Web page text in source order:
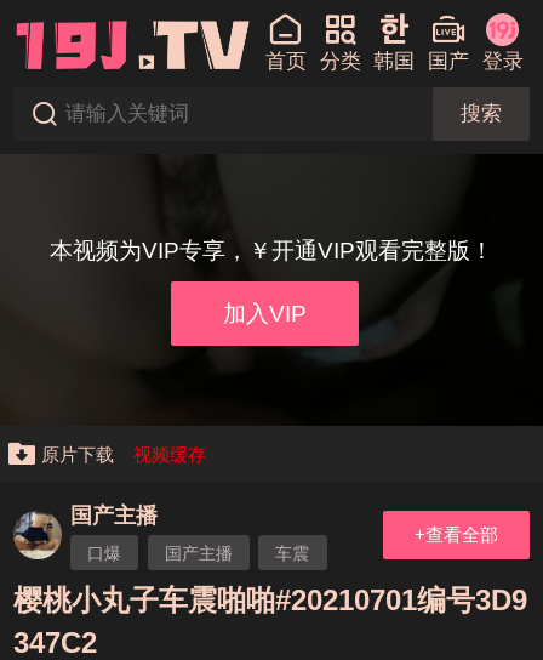
首页 分类 韩国 国产 登录
搜索
本视频为VIP专享，￥开通VIP观看完整版！
加入VIP
原片下载 视频缓存
国产主播
口爆 国产主播
车震
樱桃小丸子
+查看全部
樱桃小丸子车震啪啪#20210701编号3D9
347C2